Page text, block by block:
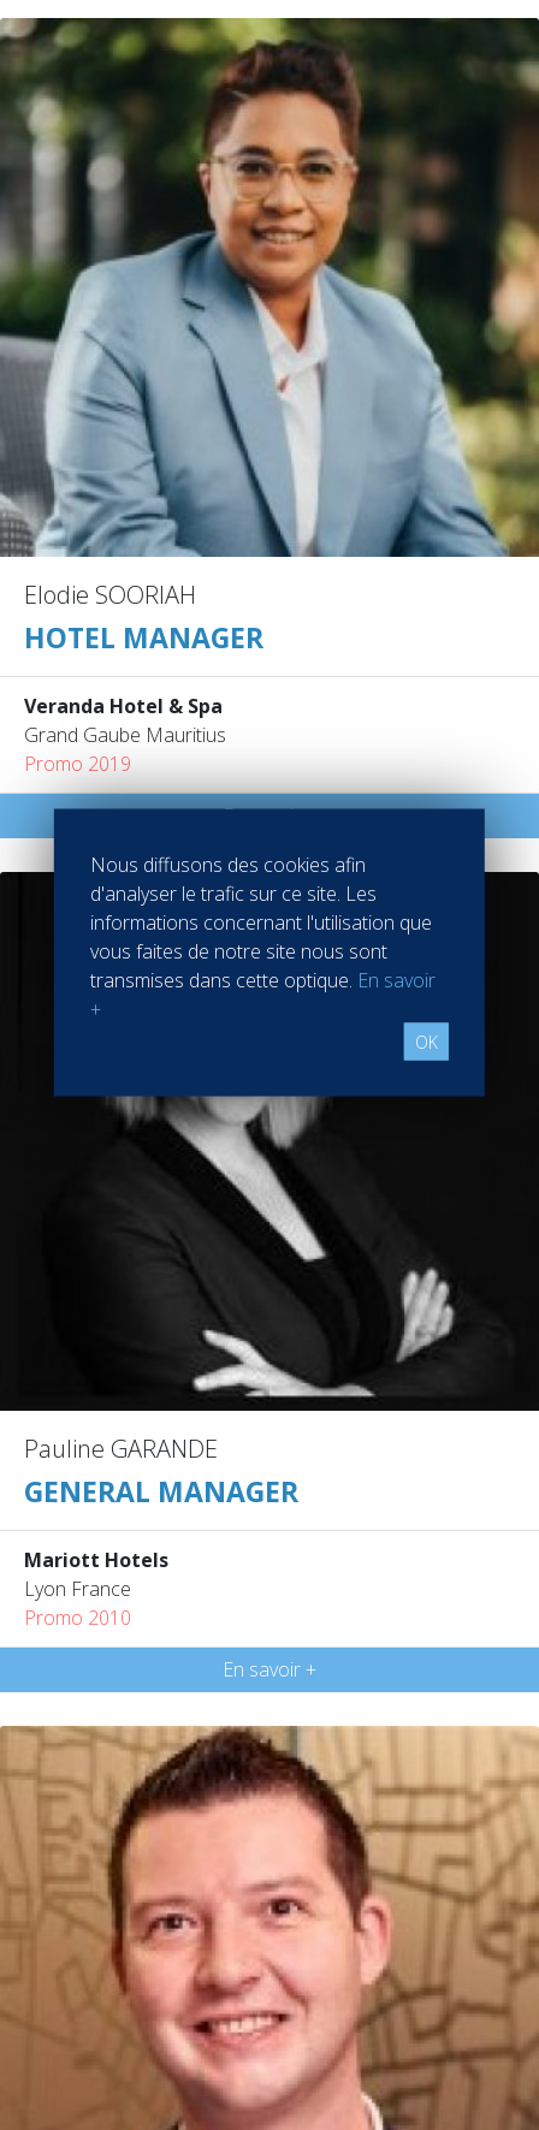
Elodie SOORIAH
HOTEL MANAGER
Veranda Hotel & Spa
Grand Gaube Mauritius
Promo 2019
En savoir +
Pauline GARANDE
GENERAL MANAGER
Mariott Hotels
Lyon France
Promo 2010
En savoir +
Nous diffusons des cookies afin
d'analyser le trafic sur ce site. Les
informations concernant l'utilisation que
vous faites de notre site nous sont
transmises dans cette optique. En savoir
+
OK